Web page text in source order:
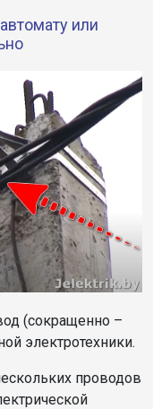
или
(сокращенно –
электротехники.
проводов